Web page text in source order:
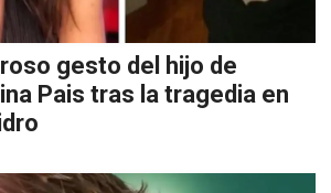
gesto del hijo de
Pais tras la tragedia en